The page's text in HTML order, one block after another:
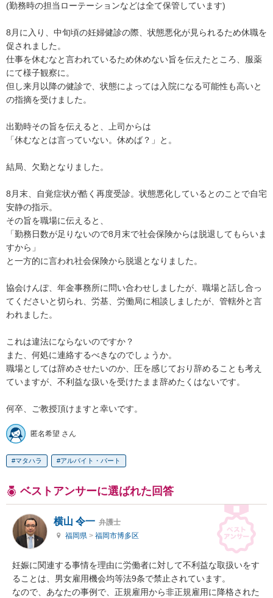
(勤務時の担当ローテーションなどは全て保管しています)
8月に入り、中旬頃の妊婦健診の際、状態悪化が見られるため休職を
促されました。
仕事を休むなと言われているため休めない旨を伝えたところ、服薬
にて様子観察に。
但し来月以降の健診で、状態によっては入院になる可能性も高いと
の指摘を受けました。
出勤時その旨を伝えると、上司からは
「休むなとは言っていない。休めば？」と。
結局、欠勤となりました。
8月末、自覚症状が酷く再度受診。状態悪化しているとのことで自宅
安静の指示。
その旨を職場に伝えると、
「勤務日数が足りないので8月末で社会保険からは脱退してもらいま
すから」
と一方的に言われ社会保険から脱退となりました。
協会けんぽ、年金事務所に問い合わせしましたが、職場と話し合っ
てくださいと切られ、労基、労働局に相談しましたが、管轄外と言
われました。
これは違法にならないのですか？
また、何処に連絡するべきなのでしょうか。
職場としては辞めさせたいのか、圧を感じており辞めることも考え
ていますが、不利益な扱いを受けたまま辞めたくはないです。
何卒、ご教授頂けますと幸いです。
匿名希望 さん
マタハラ アルバイト・パート
ベストアンサーに選ばれた回答
横山 令一 弁護士
福岡県 > 福岡市博多区
妊娠に関連する事情を理由に労働者に対して不利益な取扱いをす
ることは、男女雇用機会均等法9条で禁止されています。
なので、あなたの事例で、正規雇用から非正規雇用に降格された